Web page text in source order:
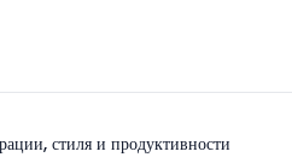
стиля и продуктивности